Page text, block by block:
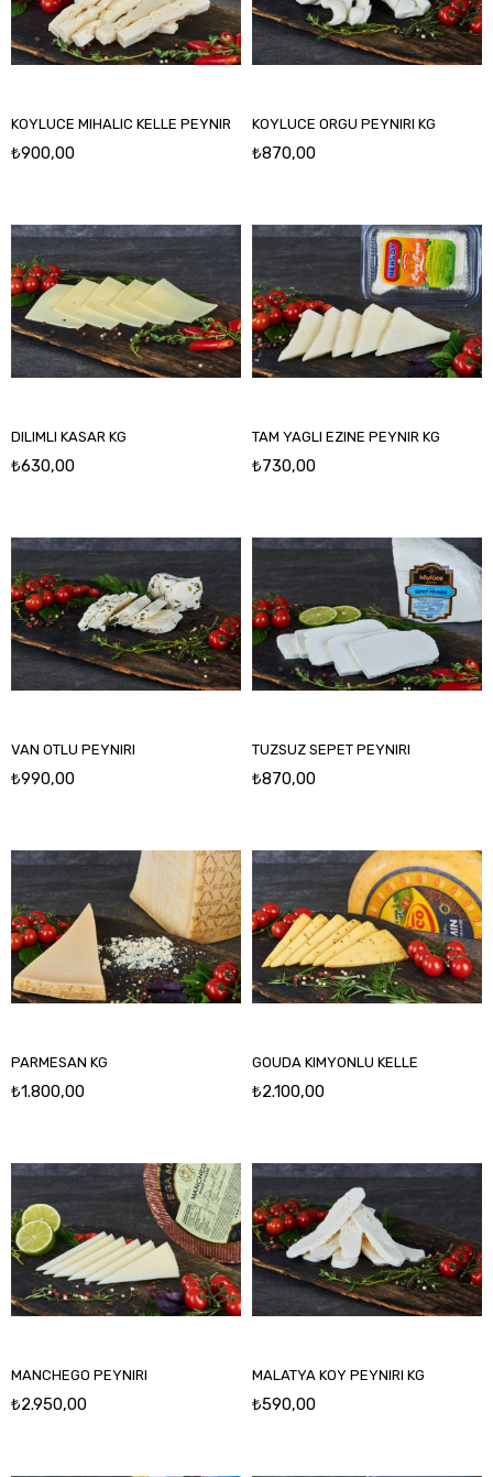
KOYLUCE MIHALIC KELLE PEYNIR
₺900,00
KOYLUCE ORGU PEYNIRI KG
₺870,00
DILIMLI KASAR KG
₺630,00
TAM YAGLI EZINE PEYNIR KG
₺730,00
VAN OTLU PEYNIRI
₺990,00
TUZSUZ SEPET PEYNIRI
₺870,00
PARMESAN KG
₺1.800,00
GOUDA KIMYONLU KELLE
₺2.100,00
MANCHEGO PEYNIRI
₺2.950,00
MALATYA KOY PEYNIRI KG
₺590,00